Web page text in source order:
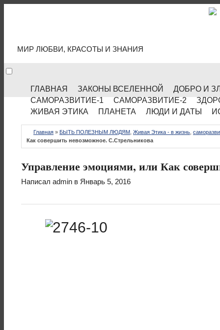
МИР ЛЮБВИ, КРАСОТЫ И ЗНАНИЯ
ГЛАВНАЯ ЗАКОНЫ ВСЕЛЕННОЙ
ДОБРО И
САМОРАЗВИТИЕ-1
САМОРАЗВИТИЕ-2
ЖИВАЯ ЭТИКА
ПЛАНЕТА ЛЮДИ И ДАТЫ
Главная » БЫТЬ ПОЛЕЗНЫМ ЛЮДЯМ Живая Этика - в жизнь
Как совершить невозможное. С.Стрельникова
Управление эмоциями, или Как
Написал admin в Январь 5, 2016